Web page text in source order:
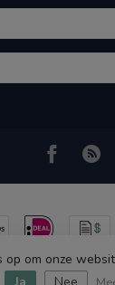
Watersolutions-
design
op om onze